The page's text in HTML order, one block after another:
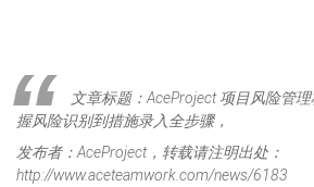
文章标题：AceProject 项目风险管
握风险识别到措施录入全步骤，
发布者：AceProject，转载请注明出处：
http://www.aceteamwork.com/news/6183